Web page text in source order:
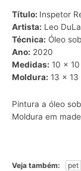
Título: Inspetor
Artista: Leo
Técnica: Óleo
Ano: 2020
Medidas: 10 x
Moldura: 13 x 13
Pintura a óleo
Moldura em
Veja também: pet